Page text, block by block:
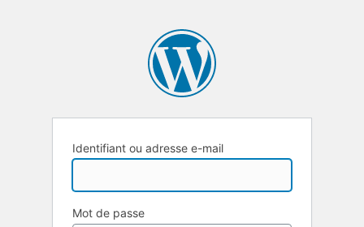
Identifiant ou adresse e-mail
Mot de passe